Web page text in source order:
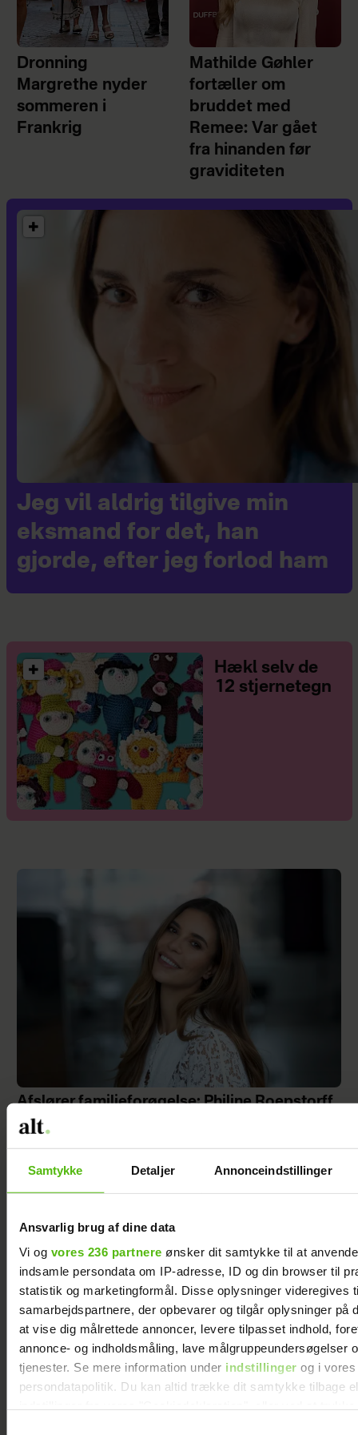
Samtykke Detaljer Annonceindstillinger
Ansvarlig brug af dine data
Vi og vores 236 partnere ønsker dit samtykke til at
indsamle persondata om IP-adresse, ID og din browser til
statistik og marketingformål. Disse oplysninger videregives
samarbejdspartnere, der opbevarer og tilgår oplysninger på
at vise dig målrettede annoncer, levere tilpasset indhold,
annonce- og indholdsmåling, lave målgruppeundersøgelser
tjenester. Se mere information under indstillinger og i vores
persondatapolitik. Du kan altid trække dit samtykke tilbage
Dronning
Margrethe nyder
sommeren i
Frankrig
Mathilde Gøhler
fortæller om
bruddet med
Remee: Var gået
fra hinanden før
graviditeten
Jeg vil aldrig tilgive min
eksmand for det, han
gjorde, efter jeg forlod ham
Hækl selv de
12 stjernetegn
Afslører familieforøgelse: Philine Roepstorff
og Jacob Bruun Larsen venter barn nummer
to
Se billedet: Mette Sommer er gravid igen